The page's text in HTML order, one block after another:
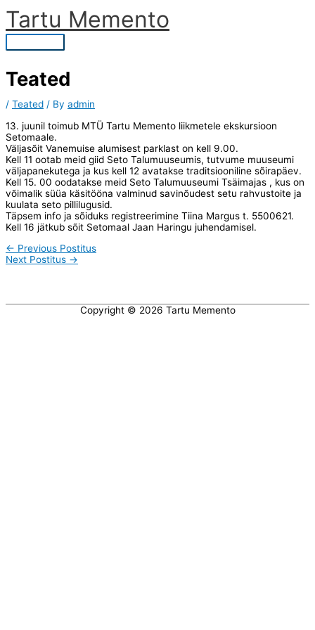
Skip
content
Tartu Memento
Main
Teated
/ Teated / By admin
13. juunil toimub MTÜ Tartu Memento liikmetele ekskursioon
Setomaale.
Väljasõit Vanemuise alumisest parklast on kell 9.00.
Kell 11 ootab meid giid Seto Talumuuseumis, tutvume muuseumi
väljapanekutega ja kus kell 12 avatakse traditsiooniline sõirapäev.
Kell 15. 00 oodatakse meid Seto Talumuuseumi Tsäimajas , kus on
võimalik süüa käsitööna valminud savinõudest setu rahvustoite ja
kuulata seto pillilugusid.
Täpsem info ja sõiduks registreerimine Tiina Margus t. 5500621.
Kell 16 jätkub sõit Setomaal Jaan Haringu juhendamisel.
← Previous Postitus
Next Postitus →
Copyright © 2026 Tartu Memento